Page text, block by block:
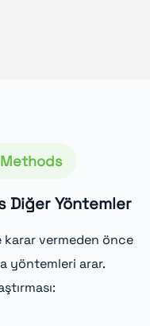
Diğer Yöntemler
karar vermeden önce
yöntemleri arar.